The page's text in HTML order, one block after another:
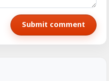
Submit comment